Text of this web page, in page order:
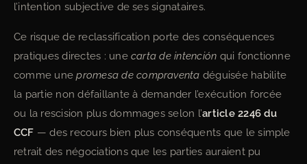
l’intention subjective de ses signataires.
Ce risque de reclassification porte des conséquences
pratiques directes : unecarta de intención qui fonctionne
comme unepromesa de compraventa déguisée habilite
la partie non défaillante à demander l’exécution forcée
ou la rescision plus dommages selon l’article 2246 du
CCF — des recours bien plus conséquents que le simple
retrait des négociations que les parties auraient pu